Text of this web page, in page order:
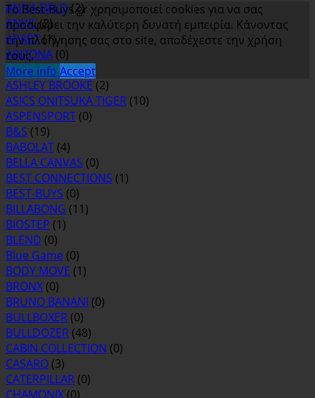
ANNA FIELD(2)
ANVIL(2)
APART(1)
ARIZONA (0)
ASH(0)
ASHLEY BROOKE (2)
ASICS ONITSUKA TIGER (10)
ASPENSPORT (0)
B&S (19)
BABOLAT (4)
BELLA CANVAS (0)
BEST CONNECTIONS (1)
BEST-BUYS (0)
BILLABONG (11)
BIOSTEP (1)
BLEND (0)
Blue Game (0)
BODY MOVE (1)
BRONX (0)
BRUNO BANANI (0)
BULLBOXER (0)
BULLDOZER (48)
CABIN COLLECTION (0)
CASARO (3)
CATERPILLAR (0)
CHAMONIX (0)
Το Best-Buys.gr χρησιμοποιεί cookies για να σας
προσφέρει την καλύτερη δυνατή εμπειρία. Κάνοντας
την πλοήγησης σας στο site, αποδέχεστε την χρήση
τους.
More info Accept